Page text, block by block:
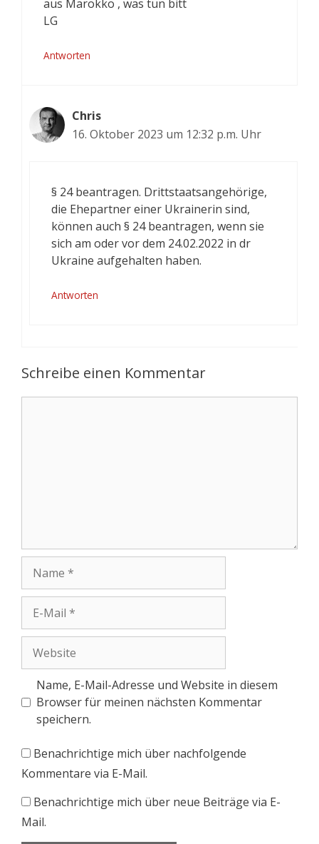
aus Marokko , was tun bitt
LG
Antworten
Chris
16. Oktober 2023 um 12:32 p.m. Uhr
§ 24 beantragen. Drittstaatsangehörige,
die Ehepartner einer Ukrainerin sind,
können auch § 24 beantragen, wenn sie
sich am oder vor dem 24.02.2022 in dr
Ukraine aufgehalten haben.
Antworten
Schreibe einen Kommentar
Name, E-Mail-Adresse und Website in diesem
Browser für meinen nächsten Kommentar
speichern.
Benachrichtige mich über nachfolgende
Kommentare via E-Mail.
Benachrichtige mich über neue Beiträge via E-
Mail.